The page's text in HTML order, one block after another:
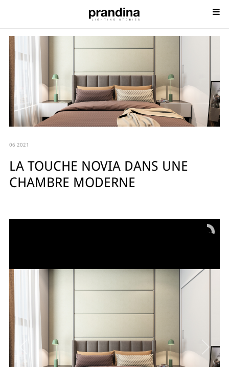
06 2021
LA TOUCHE NOVIA DANS UNE
CHAMBRE MODERNE